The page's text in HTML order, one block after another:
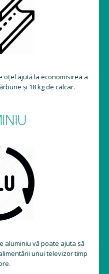
oțel ajută la economisirea a
și 18 kg de calcar.
aluminiu vă poate ajuta să
unui televizor timp